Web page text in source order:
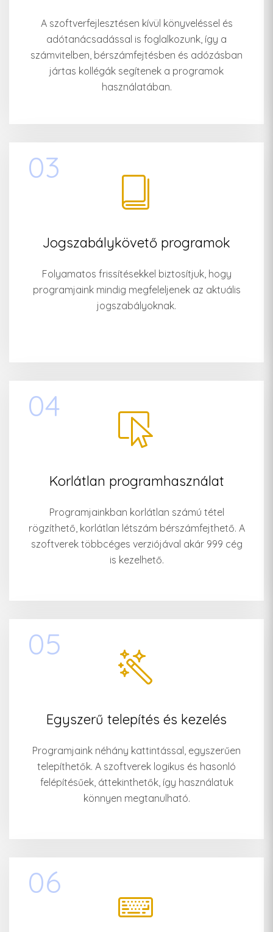
A szoftverfejlesztésen kívül könyveléssel és
adótanácsadással is foglalkozunk, így a
számvitelben, bérszámfejtésben és adózásban
jártas kollégák segítenek a programok
használatában.
03
Jogszabálykövető programok
Folyamatos frissítésekkel biztosítjuk, hogy
programjaink mindig megfeleljenek az aktuális
jogszabályoknak.
04
Korlátlan programhasználat
Programjainkban korlátlan számú tétel
rögzíthető, korlátlan létszám bérszámfejthető. A
szoftverek többcéges verziójával akár 999 cég
is kezelhető.
05
Egyszerű telepítés és kezelés
Programjaink néhány kattintással, egyszerűen
telepíthetők. A szoftverek logikus és hasonló
felépítésűek, áttekinthetők, így használatuk
könnyen megtanulható.
06